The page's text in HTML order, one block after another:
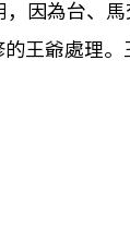
因為台、
王爺處理